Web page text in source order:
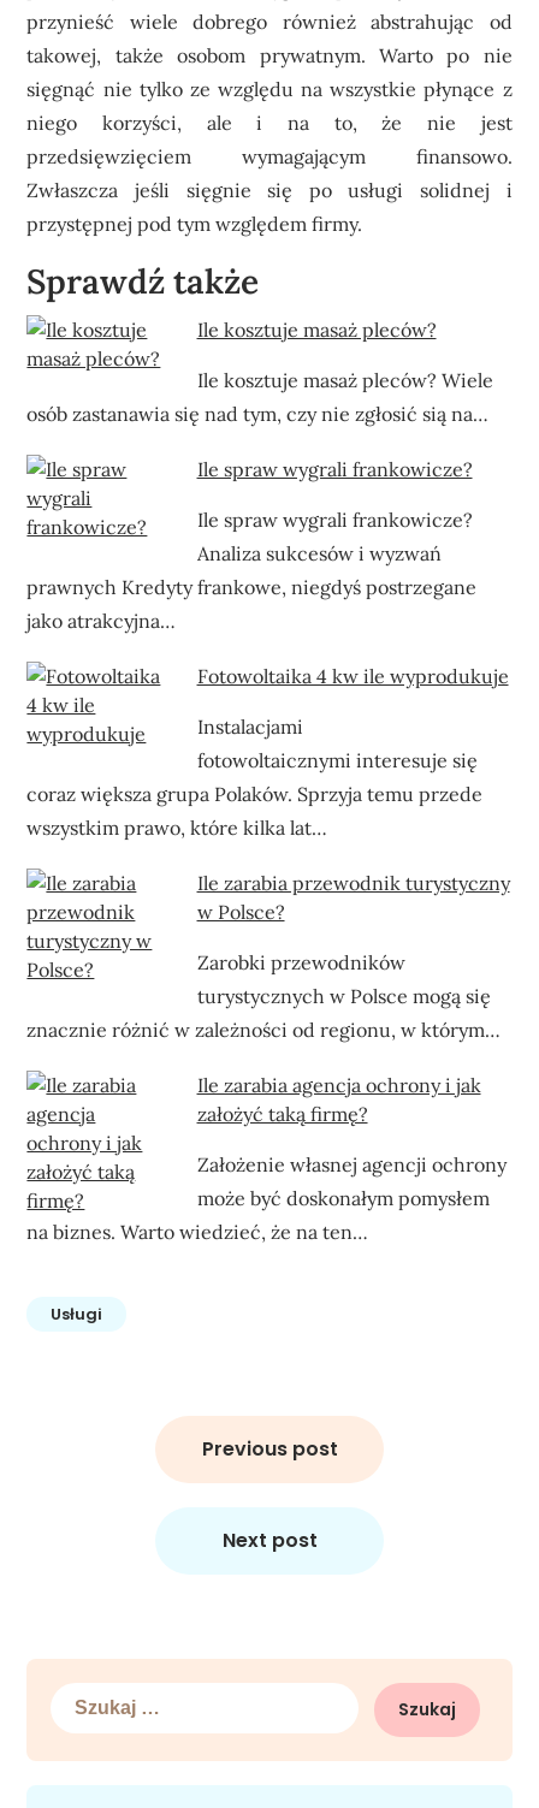
przynieść wiele dobrego również abstrahując od
takowej, także osobom prywatnym. Warto po nie
sięgnąć nie tylko ze względu na wszystkie płynące z
niego korzyści, ale i na to, że nie jest
przedsięwzięciem wymagającym finansowo.
Zwłaszcza jeśli sięgnie się po usługi solidnej i
przystępnej pod tym względem firmy.
Sprawdź także
Ile kosztuje masaż pleców?
Ile kosztuje masaż pleców? Wiele
osób zastanawia się nad tym, czy nie zgłosić sią na…
Ile spraw wygrali frankowicze?
Ile spraw wygrali frankowicze?
Analiza sukcesów i wyzwań
prawnych Kredyty frankowe, niegdyś postrzegane
jako atrakcyjna…
Fotowoltaika 4 kw ile wyprodukuje
Instalacjami
fotowoltaicznymi interesuje się
coraz większa grupa Polaków. Sprzyja temu przede
wszystkim prawo, które kilka lat…
Ile zarabia przewodnik turystyczny
w Polsce?
Zarobki przewodników
turystycznych w Polsce mogą się
znacznie różnić w zależności od regionu, w którym…
Ile zarabia agencja ochrony i jak
założyć taką firmę?
Założenie własnej agencji ochrony
może być doskonałym pomysłem
na biznes. Warto wiedzieć, że na ten…
Usługi
Previous post
Next post
Szukaj: